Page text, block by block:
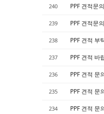
240 PPF 견적문의
239 PPF 견적문의
238 PPF 견적 부
237 PPF 견적 바
236 PPF 견적 문
235 PPF 견적
234 PPF 견적 문